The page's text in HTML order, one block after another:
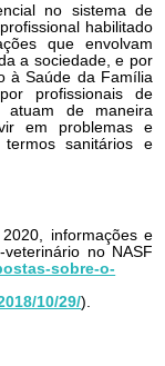
no sistema de
habilitado
que envolvam
a sociedade, e por
à Saúde da Família
profissionais de
atuam de maneira
em problemas e
sanitários e
informações e
no NASF
sobre-o-
10/29/).